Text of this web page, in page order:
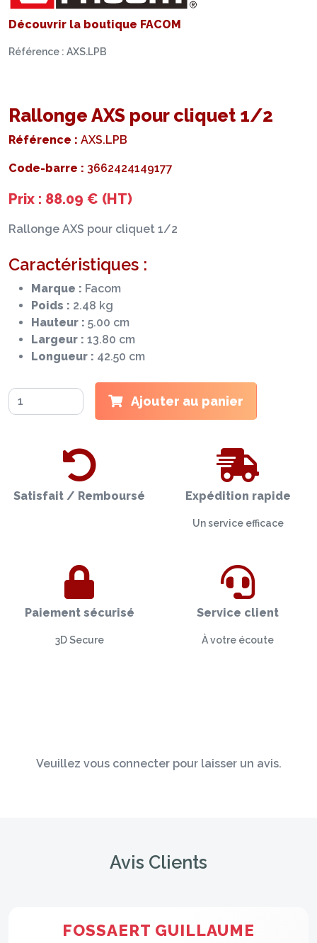
Découvrir la boutique FACOM
Référence : AXS.LPB
Rallonge AXS pour cliquet 1/2
Référence : AXS.LPB
Code-barre : 3662424149177
Prix : 88.09 € (HT)
Rallonge AXS pour cliquet 1/2
Caractéristiques :
Marque : Facom
Poids : 2.48 kg
Hauteur : 5.00 cm
Largeur : 13.80 cm
Longueur : 42.50 cm
Ajouter au panier
Satisfait / Remboursé Expédition rapide
Un service efficace
Paiement sécurisé
3D Secure
Service client
À votre écoute
Veuillez vous connecter pour laisser un avis.
Avis Clients
FOSSAERT GUILLAUME